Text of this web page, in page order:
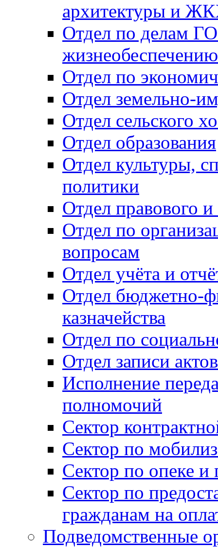
архитектуры и
Отдел по делам
Отдел по
Отдел земельно-
Отдел сельского
Отдел образования
Отдел культуры,
политики
Отдел правового
Отдел по
вопросам
Отдел учёта и
Отдел бюджетно-
казначейства
Отдел по
Отдел записи
Исполнение
полномочий
Сектор
Сектор по
Сектор по опеке и
Сектор по
гражданам на
Подведомственные